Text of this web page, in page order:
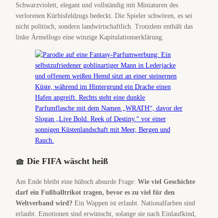
Schwarzviolett, elegant und vollständig mit Miniaturen des
verlorenen Kürbisfeldzugs bedeckt. Die Spieler schwören, es sei
nicht politisch, sondern landwirtschaftlich. Trotzdem enthält das
linke Ärmellogo eine winzige Kapitulationserklärung.
🧺 Die FIFA wäscht heiß
Am Ende bleibt eine hübsch absurde Frage: Wie viel Geschichte
darf ein Fußballtrikot tragen, bevor es zu viel für den
Weltverband wird? Ein Wappen ist erlaubt. Nationalfarben sind
erlaubt. Emotionen sind erwünscht, solange sie nach Einlaufkind,